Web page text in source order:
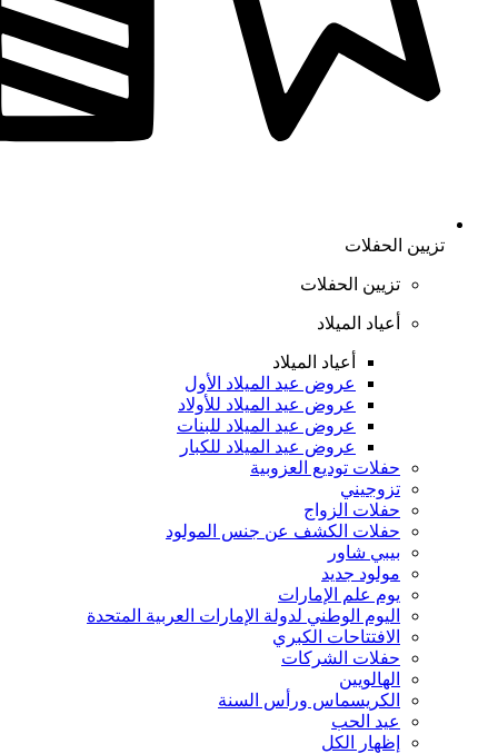
تزيين الحفلات
تزيين الحفلات
أعياد الميلاد
أعياد الميلاد
عروض عيد الميلاد الأول
عروض عيد الميلاد للأولاد
عروض عيد الميلاد للبنات
عروض عيد الميلاد للكبار
حفلات توديع العزوبية
تزوجيني
حفلات الزواج
حفلات الكشف عن جنس المولود
بيبي شاور
مولود جديد
يوم علم الإمارات
اليوم الوطني لدولة الإمارات العربية المتحدة
الافتتاحات الكبري
حفلات الشركات
الهالويين
الكريسماس ورأس السنة
عيد الحب
إظهار الكل